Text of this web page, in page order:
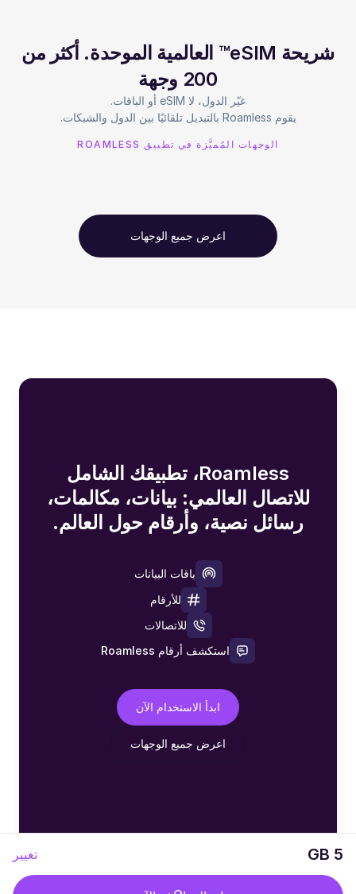
5 GB تغيير
شريحة eSIM™ العالمية الموحدة. أكثر من
200 وجهة
يقوم Roamless بالتبديل تلقائيًا بين الدول والشبكات.
الوجهات المُميَّزة في تطبيق ROAMLESS
اعرض جميع الوجهات
Roamless، تطبيقك الشامل
للاتصال العالمي: بيانات، مكالمات،
رسائل نصية، وأرقام حول العالم.
باقات البيانات
للأرقام
للاتصالات
استكشف أرقام Roamless
ابدأ الاستخدام الآن
اعرض جميع الوجهات